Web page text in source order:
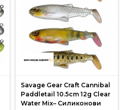
Savage Gear Craft Cannibal
Paddletail 10.5cm 12g Clear
Water Mix– Силиконови